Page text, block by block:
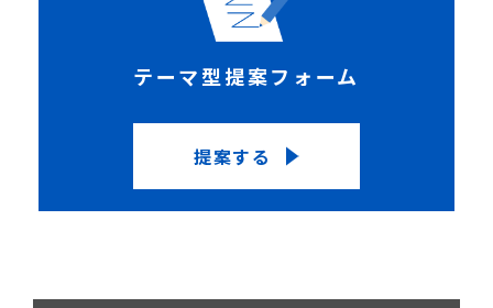
テーマ型提案フォーム
提案する